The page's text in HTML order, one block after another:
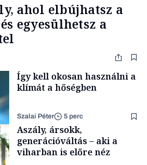
ahol elbújhatsz a
egyesülhetsz a
Így kell okosan használni a
klímát a hőségben
Szalai Péter 5 perc
Aszály, ársokk,
generációváltás – aki a
viharban is előre néz